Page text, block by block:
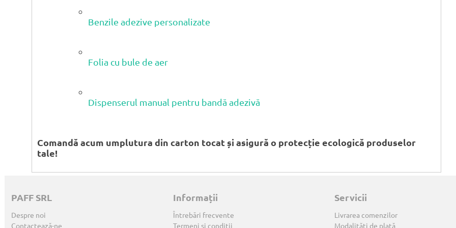
Benzile adezive personalizate
Folia cu bule de aer
Dispenserul manual pentru bandă adezivă
Comandă acum umplutura din carton tocat și asigură o protecție ecologică produselor
tale!
PAFF SRL
Despre noi
Contactează-ne
Informații
Întrebări frecvente
Termeni și condiții
Servicii
Livrarea comenzilor
Modalități de plată